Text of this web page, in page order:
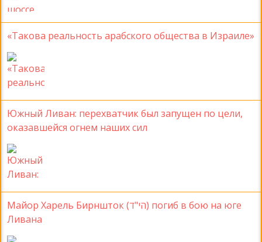
«Такова реальность арабского общества в Израиле»
Южный Ливан: перехватчик был запущен по цели,
оказавшейся огнем наших сил
Майор Харель Бирншток (הי"ד) погиб в бою на юге
Ливана